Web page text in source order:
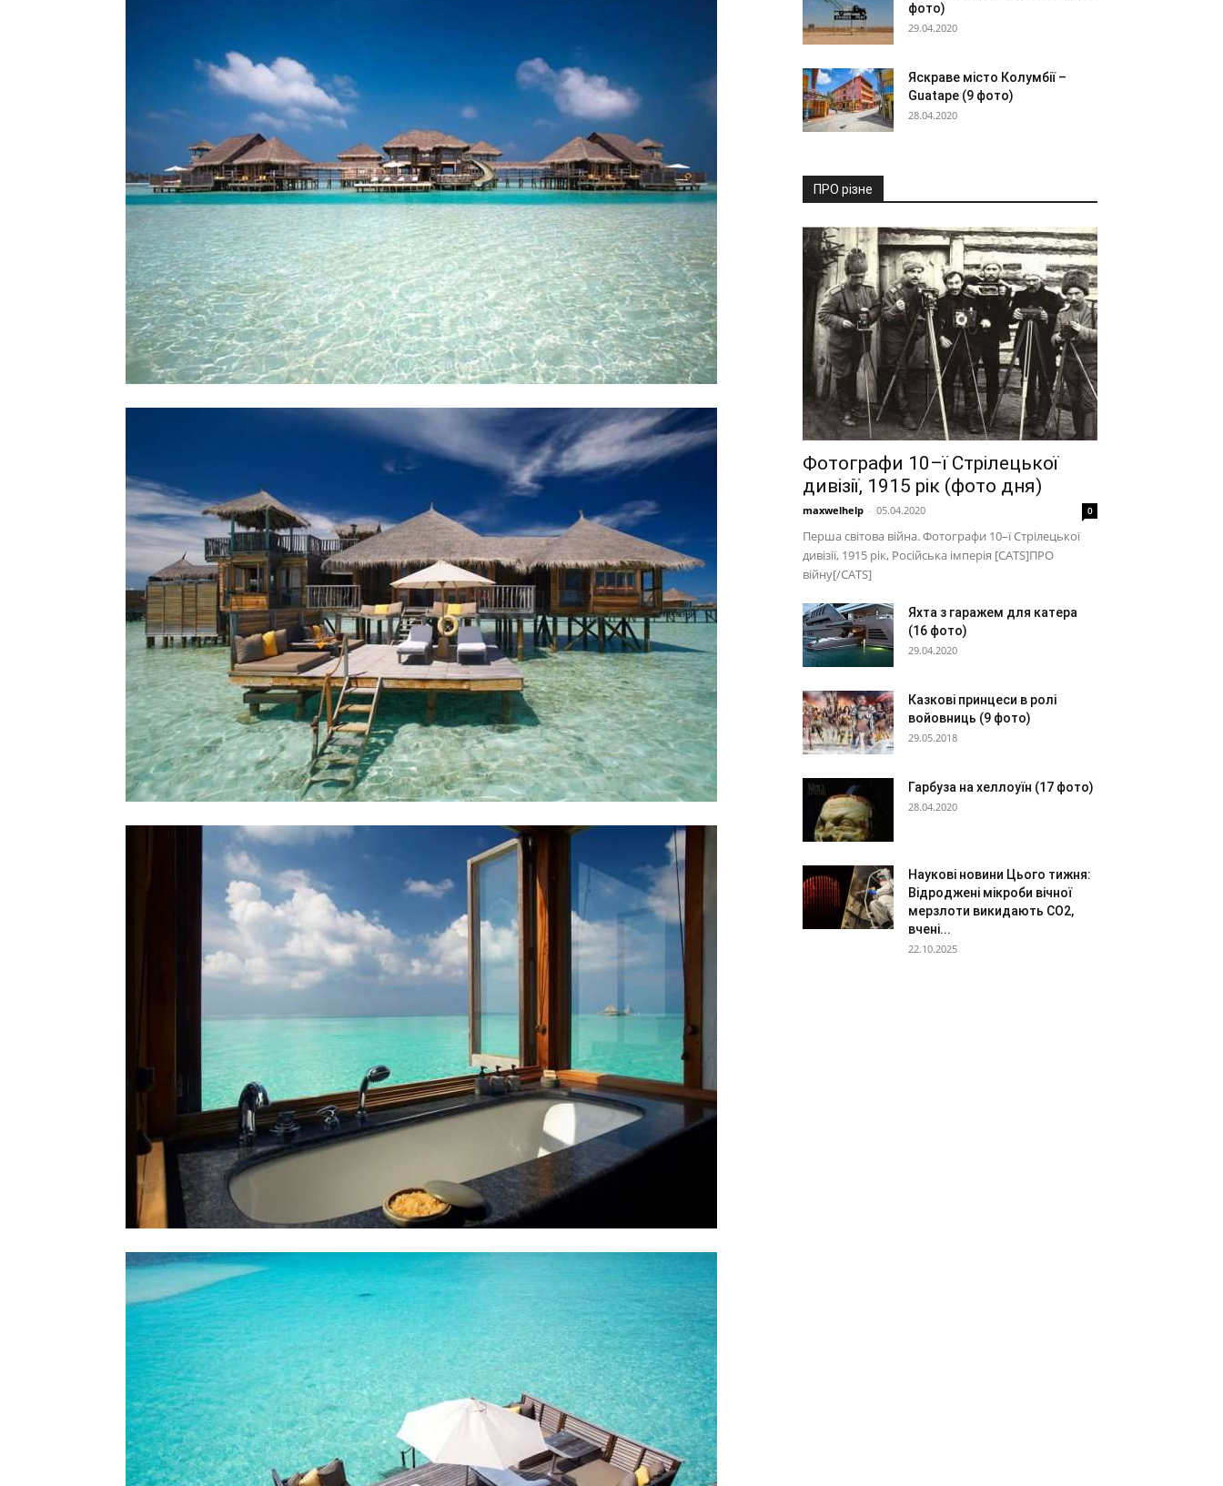
фото)
29.04.2020
Яскраве місто Колумбії –
Guatape (9 фото)
28.04.2020
ПРО різне
Фотографи 10–ї Стрілецької
дивізії, 1915 рік (фото дня)
maxwelhelp - 05.04.2020 0
Перша світова війна. Фотографи 10–ї Стрілецької
дивізії, 1915 рік, Російська імперія [CATS]ПРО
війну[/CATS]
Яхта з гаражем для катера
(16 фото)
29.04.2020
Казкові принцеси в ролі
войовниць (9 фото)
29.05.2018
Гарбуза на хеллоуїн (17 фото)
28.04.2020
Наукові новини Цього тижня:
Відроджені мікроби вічної
мерзлоти викидають CO2,
вчені...
22.10.2025